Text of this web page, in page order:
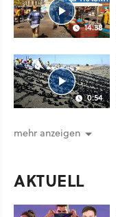
14:38
0:54
mehr anzeigen
AKTUELL